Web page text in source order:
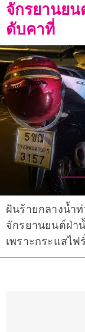
จักรยานย
ดับคาที่
ฝันร้ายกลางน้ำ
จักรยานยนต์ฝ่า
เพราะกระแสไฟ